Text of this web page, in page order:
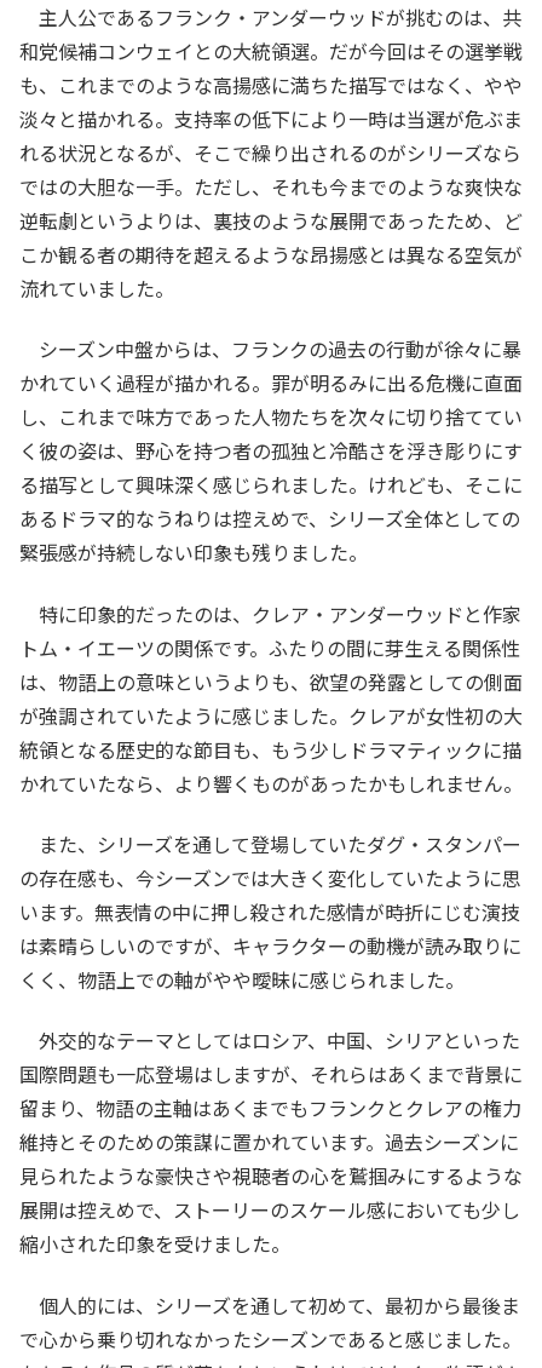
主人公であるフランク・アンダーウッドが挑むのは、共
和党候補コンウェイとの大統領選。だが今回はその選挙戦
も、これまでのような高揚感に満ちた描写ではなく、やや
淡々と描かれる。支持率の低下により一時は当選が危ぶま
れる状況となるが、そこで繰り出されるのがシリーズなら
ではの大胆な一手。ただし、それも今までのような爽快な
逆転劇というよりは、裏技のような展開であったため、ど
こか観る者の期待を超えるような昂揚感とは異なる空気が
流れていました。
シーズン中盤からは、フランクの過去の行動が徐々に暴
かれていく過程が描かれる。罪が明るみに出る危機に直面
し、これまで味方であった人物たちを次々に切り捨ててい
く彼の姿は、野心を持つ者の孤独と冷酷さを浮き彫りにす
る描写として興味深く感じられました。けれども、そこに
あるドラマ的なうねりは控えめで、シリーズ全体としての
緊張感が持続しない印象も残りました。
特に印象的だったのは、クレア・アンダーウッドと作家
トム・イエーツの関係です。ふたりの間に芽生える関係性
は、物語上の意味というよりも、欲望の発露としての側面
が強調されていたように感じました。クレアが女性初の大
統領となる歴史的な節目も、もう少しドラマティックに描
かれていたなら、より響くものがあったかもしれません。
また、シリーズを通して登場していたダグ・スタンパー
の存在感も、今シーズンでは大きく変化していたように思
います。無表情の中に押し殺された感情が時折にじむ演技
は素晴らしいのですが、キャラクターの動機が読み取りに
くく、物語上での軸がやや曖昧に感じられました。
外交的なテーマとしてはロシア、中国、シリアといった
国際問題も一応登場はしますが、それらはあくまで背景に
留まり、物語の主軸はあくまでもフランクとクレアの権力
維持とそのための策謀に置かれています。過去シーズンに
見られたような豪快さや視聴者の心を鷲掴みにするような
展開は控えめで、ストーリーのスケール感においても少し
縮小された印象を受けました。
個人的には、シリーズを通して初めて、最初から最後ま
で心から乗り切れなかったシーズンであると感じました。